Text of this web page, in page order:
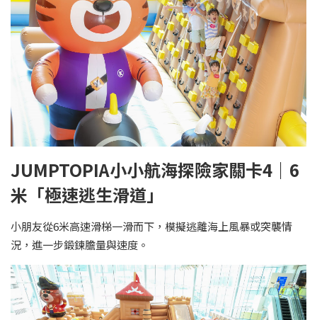
JUMPTOPIA小小航海探險家關卡4｜6
米「極速逃生滑道」
小朋友從6米高速滑梯一滑而下，模擬逃離海上風暴或突襲情
況，進一步鍛鍊膽量與速度。